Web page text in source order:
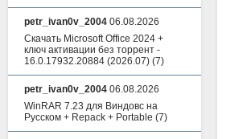
petr_ivan0v_2004 06.08.2026
Скачать Microsoft Office 2024 +
ключ активации без торрент -
16.0.17932.20884 (2026.07) (7)
petr_ivan0v_2004 06.08.2026
WinRAR 7.23 для Виндовс на
Русском + Repack + Portable (7)